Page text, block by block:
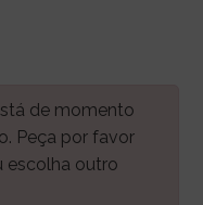
de momento
Peça por favor
escolha outro